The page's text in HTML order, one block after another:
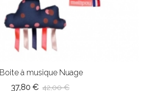
Boite à musique Nuage
37,80 € 42,00 €